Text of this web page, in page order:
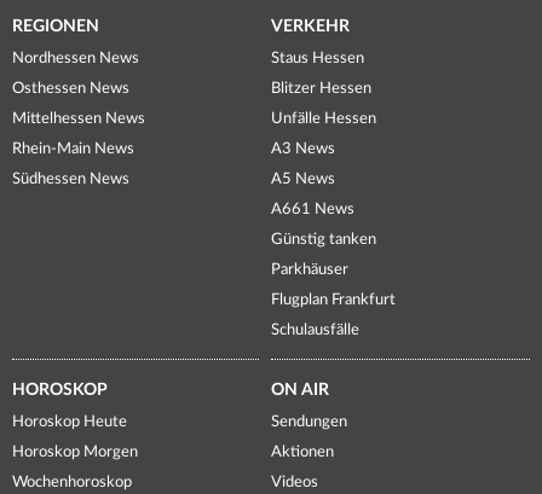
REGIONEN
Nordhessen News
Osthessen News
Mittelhessen News
Rhein-Main News
Südhessen News
VERKEHR
Staus Hessen
Blitzer Hessen
Unfälle Hessen
A3 News
A5 News
A661 News
Günstig tanken
Parkhäuser
Flugplan Frankfurt
Schulausfälle
HOROSKOP
Horoskop Heute
Horoskop Morgen
Wochenhoroskop
ON AIR
Sendungen
Aktionen
Videos